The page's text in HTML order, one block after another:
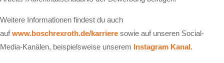
Weitere Informationen findest du auch
aufwww.boschrexroth.de/karriere sowie auf unseren Social-
Media-Kanälen, beispielsweise unserem Instagram Kanal.